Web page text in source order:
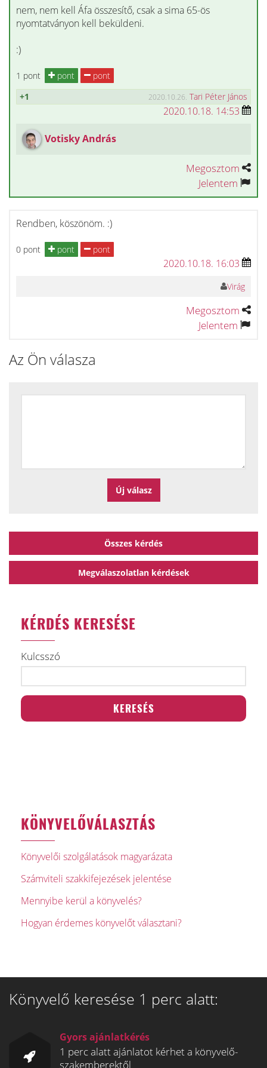
nem, nem kell Áfa összesítő, csak a sima 65-ös
nyomtatványon kell beküldeni.
:)
1 pont pont
pont
+1
2020.10.26. Tari Péter János
2020.10.18. 14:53
Votisky András
Megosztom
Jelentem
Rendben, köszönöm. :)
0 pont pont pont
2020.10.18. 16:03
Virág
Megosztom
Jelentem
Az Ön válasza
Összes kérdés
Megválaszolatlan kérdések
KÉRDÉS KERESÉSE
Kulcsszó
KÖNYVELŐVÁLASZTÁS
Könyvelői szolgálatások magyarázata
Számviteli szakkifejezések jelentése
Mennyibe kerül a könyvelés?
Hogyan érdemes könyvelőt választani?
Könyvelő keresése 1 perc alatt:
Gyors ajánlatkérés
1 perc alatt ajánlatot kérhet a könyvelő-
szakemberektől